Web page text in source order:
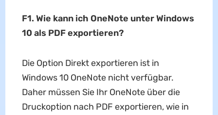
F1. Wie kann ich OneNote unter Windows
10 als PDF exportieren?
Die Option Direkt exportieren ist in
Windows 10 OneNote nicht verfügbar.
Daher müssen Sie Ihr OneNote über die
Druckoption nach PDF exportieren, wie in